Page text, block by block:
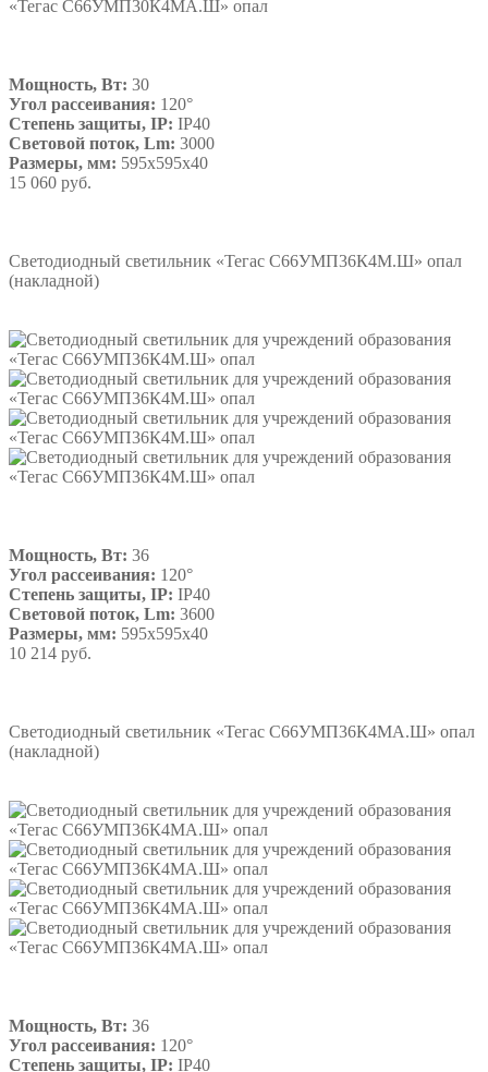
Мощность, Вт: 30
Угол рассеивания: 120°
Степень защиты, IP: IP40
Световой поток, Lm: 3000
Размеры, мм: 595х595х40
15 060 руб.
Светодиодный светильник «Тегас С66УМП36К4М.Ш» опал
(накладной)
Мощность, Вт: 36
Угол рассеивания: 120°
Степень защиты, IP: IP40
Световой поток, Lm: 3600
Размеры, мм: 595х595х40
10 214 руб.
Светодиодный светильник «Тегас С66УМП36К4МА.Ш» опал
(накладной)
Мощность, Вт: 36
Угол рассеивания: 120°
Степень защиты, IP: IP40